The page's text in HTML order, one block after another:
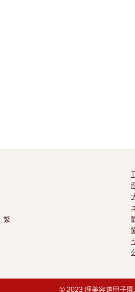
繁
© 2023 理美容道甲子